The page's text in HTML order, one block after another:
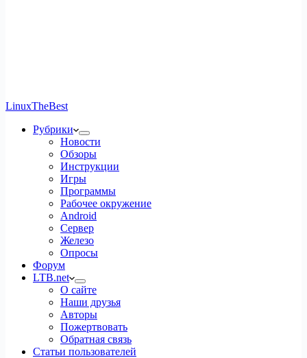
LinuxTheBest
Рубрики
Новости
Обзоры
Инструкции
Игры
Программы
Рабочее окружение
Android
Сервер
Железо
Опросы
Форум
LTB.net
О сайте
Наши друзья
Авторы
Пожертвовать
Обратная связь
Статьи пользователей